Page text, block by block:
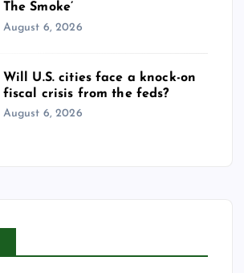
The Smoke’
August 6, 2026
Will U.S. cities face a knock-on
fiscal crisis from the feds?
August 6, 2026